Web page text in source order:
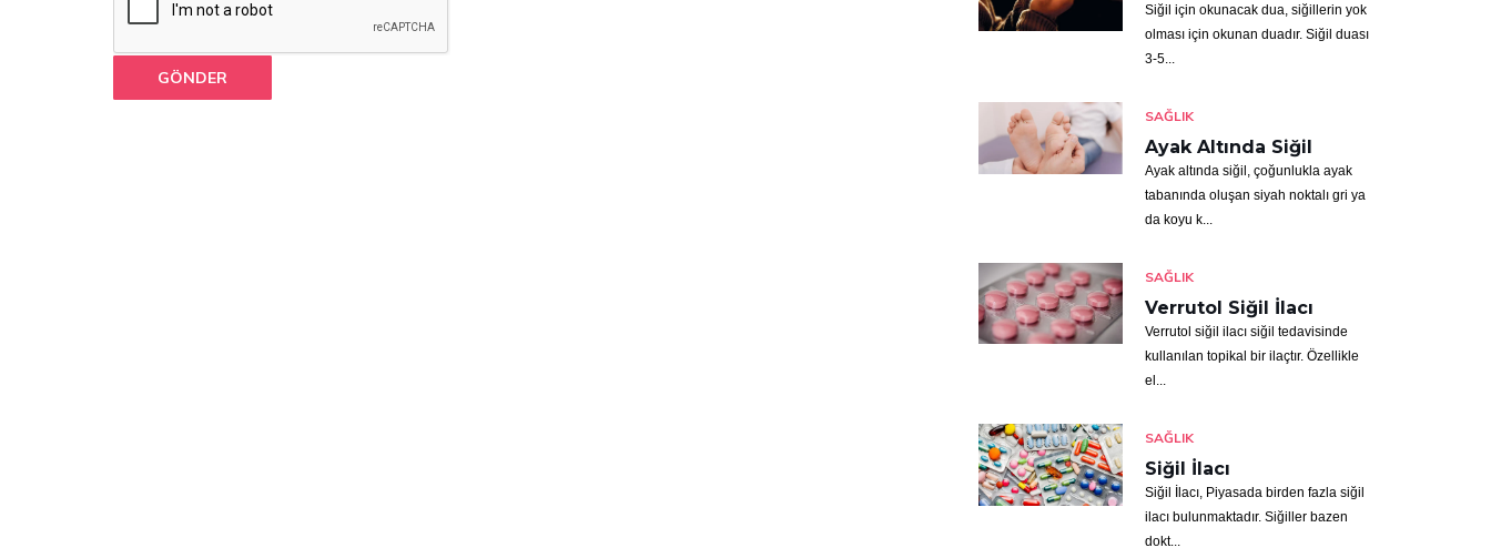
GÖNDER
Siğil için okunacak dua, siğillerin yok
olması için okunan duadır. Siğil duası
3-5...
SAĞLIK
Ayak Altında Siğil
Ayak altında siğil, çoğunlukla ayak
tabanında oluşan siyah noktalı gri ya
da koyu k...
SAĞLIK
Verrutol Siğil İlacı
Verrutol siğil ilacı siğil tedavisinde
kullanılan topikal bir ilaçtır. Özellikle
el...
SAĞLIK
Siğil İlacı
Siğil İlacı, Piyasada birden fazla siğil
ilacı bulunmaktadır. Siğiller bazen
dokt...